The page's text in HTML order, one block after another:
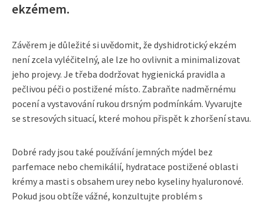
ekzémem.
Závěrem je důležité si uvědomit, že dyshidrotický ekzém
není zcela vyléčitelný, ale lze ho ovlivnit a minimalizovat
jeho projevy. Je třeba dodržovat hygienická pravidla a
pečlivou péči o postižené místo. Zabraňte nadměrnému
pocení a vystavování rukou drsným podmínkám. Vyvarujte
se stresových situací, které mohou přispět k zhoršení stavu.
Dobré rady jsou také používání jemných mýdel bez
parfemace nebo chemikálií, hydratace postižené oblasti
krémy a masti s obsahem urey nebo kyseliny hyaluronové.
Pokud jsou obtíže vážné, konzultujte problém s